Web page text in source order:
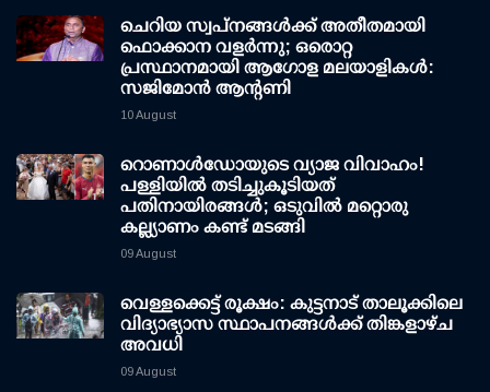
ചെറിയ സ്വപ്നങ്ങൾക്ക് അതീതമായി
ഫൊക്കാന വളർന്നു; ഒരൊറ്റ
പ്രസ്ഥാനമായി ആഗോള മലയാളികൾ:
സജിമോൻ ആന്റണി
10 August
റൊണാള്‍ഡോയുടെ വ്യാജ വിവാഹം!
പള്ളിയില്‍ തടിച്ചുകൂടിയത്
പതിനായിരങ്ങള്‍; ഒടുവില്‍ മറ്റൊരു
കല്ല്യാണം കണ്ട് മടങ്ങി
09 August
വെള്ളക്കെട്ട് രൂക്ഷം: കുട്ടനാട് താലൂക്കിലെ
വിദ്യാഭ്യാസ സ്ഥാപനങ്ങള്‍ക്ക് തിങ്കളാഴ്ച
അവധി
09 August